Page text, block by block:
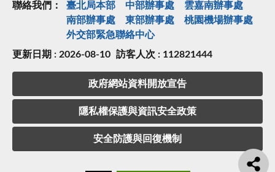
聯絡我們： 臺北局本部 中部辦事處
雲嘉南辦事處
南部辦事處
東部辦事處
桃園機場辦事處
外交部緊急聯絡中⼼
更新日期 : 2026-08-10 訪客人次 : 112821444
政府網站資料開放宣告
隱私權保護與資訊安全政策
安全防護與回復機制